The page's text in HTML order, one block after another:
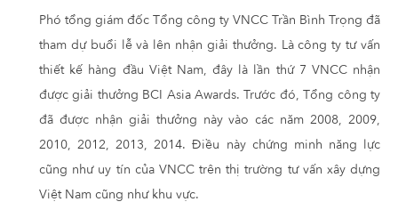
Phó tổng giám đốc Tổng công ty VNCC Trần Bình Trọng đã
tham dự buổi lễ và lên nhận giải thưởng. Là công ty tư vấn
thiết kế hàng đầu Việt Nam, đây là lần thứ 7 VNCC nhận
được giải thưởng BCI Asia Awards. Trước đó, Tổng công ty
đã được nhận giải thưởng này vào các năm 2008, 2009,
2010, 2012, 2013, 2014. Điều này chứng minh năng lực
cũng như uy tín của VNCC trên thị trường tư vấn xây dựng
Việt Nam cũng như khu vực.